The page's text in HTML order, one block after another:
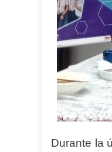
Durante la